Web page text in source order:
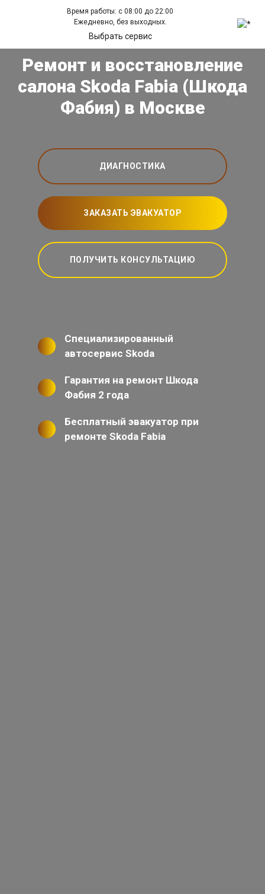
Время работы: с 08:00 до 22:00
Ежедневно, без выходных.
Выбрать сервис
Ремонт и восстановление
салона Skoda Fabia (Шкода
Фабия) в Москве
ДИАГНОСТИКА
ЗАКАЗАТЬ ЭВАКУАТОР
ПОЛУЧИТЬ КОНСУЛЬТАЦИЮ
Специализированный
автосервис Skoda
Гарантия на ремонт Шкода
Фабия 2 года
Бесплатный эвакуатор при
ремонте Skoda Fabia